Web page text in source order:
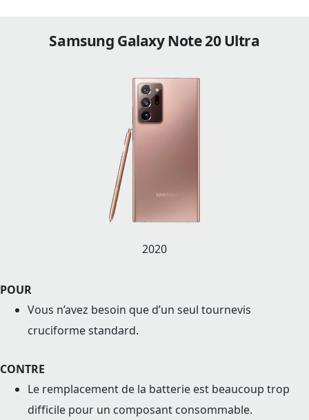
Samsung Galaxy Note 20 Ultra
2020
POUR
Vous n’avez besoin que d’un seul tournevis
cruciforme standard.
CONTRE
Le remplacement de la batterie est beaucoup trop
difficile pour un composant consommable.